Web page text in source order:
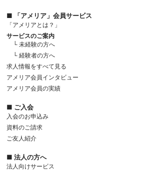
■ 「アメリア」会員サービス
「アメリアとは？」
サービスのご案内
└ 未経験の方へ
└ 経験者の方へ
求人情報をすべて見る
アメリア会員インタビュー
アメリア会員の実績
■ ご入会
入会のお申込み
資料のご請求
ご友人紹介
■ 法人の方へ
法人向けサービス